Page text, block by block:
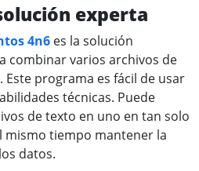
experta
4n6 es la solución
combinar varios archivos de
programa es fácil de usar
técnicas. Puede
de texto en uno en tan solo
mismo tiempo mantener la
datos.